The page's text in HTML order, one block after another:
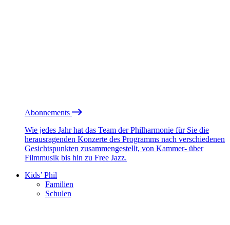
Abonnements
Wie jedes Jahr hat das Team der Philharmonie für Sie die
herausragenden Konzerte des Programms nach verschiedenen
Gesichtspunkten zusammengestellt, von Kammer- über
Filmmusik bis hin zu Free Jazz.
Kids’ Phil
Familien
Schulen